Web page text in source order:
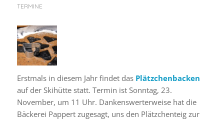
TERMINE
Erstmals in diesem Jahr findet das Plätzchenbacken
auf der Skihütte statt. Termin ist Sonntag, 23.
November, um 11 Uhr. Dankenswerterweise hat die
Bäckerei Pappert zugesagt, uns den Plätzchenteig zur